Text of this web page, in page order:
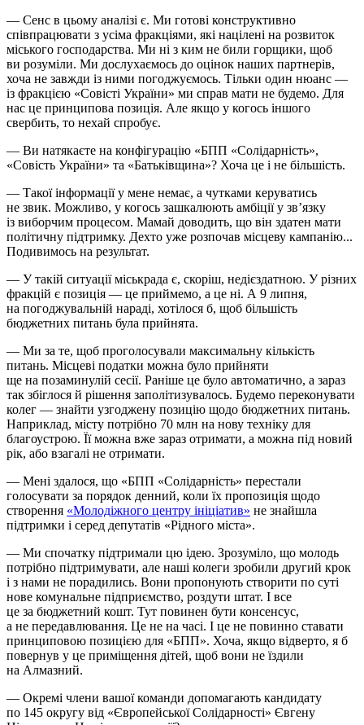
— Сенс в цьому аналізі є. Ми готові конструктивно
співпрацювати з усіма фракціями, які націлені на розвиток
міського господарства. Ми ні з ким не били горщики, щоб
ви розуміли. Ми дослухаємось до оцінок наших партнерів,
хоча не завжди із ними погоджуємось. Тільки один нюанс —
із фракцією «Совісті України» ми справ мати не будемо. Для
нас це принципова позиція. Але якщо у когось іншого
свербить, то нехай спробує.
— Ви натякаєте на конфігурацію «БПП «Солідарність»,
«Совість України» та «Батьківщина»? Хоча це і не більшість.
— Такої інформації у мене немає, а чутками керуватись
не звик. Можливо, у когось зашкалюють амбіції у зв’язку
із виборчим процесом. Мамай доводить, що він здатен мати
політичну підтримку. Дехто уже розпочав місцеву кампанію...
Подивимось на результат.
— У такій ситуації міськрада є, скоріш, недієздатною. У різних
фракцій є позиція — це приймемо, а це ні. А 9 липня,
на погоджувальній нараді, хотілося б, щоб більшість
бюджетних питань була прийнята.
— Ми за те, щоб проголосували максимальну кількість
питань. Місцеві податки можна було прийняти
ще на позаминулій сесії. Раніше це було автоматично, а зараз
так збіглося й рішення заполітизувалось. Будемо переконувати
колег — знайти узгоджену позицію щодо бюджетних питань.
Наприклад, місту потрібно 70 млн на нову техніку для
благоустрою. Її можна вже зараз отримати, а можна під новий
рік, або взагалі не отримати.
— Мені здалося, що «БПП «Солідарність» перестали
голосувати за порядок денний, коли їх пропозиція щодо
створення «Молодіжного центру ініціатив» не знайшла
підтримки і серед депутатів «Рідного міста».
— Ми спочатку підтримали цю ідею. Зрозуміло, що молодь
потрібно підтримувати, але наші колеги зробили другий крок
і з нами не порадились. Вони пропонують створити по суті
нове комунальне підприємство, роздути штат. І все
це за бюджетний кошт. Тут повинен бути консенсус,
а не передавлювання. Це не на часі. І це не повинно ставати
принциповою позицією для «БПП». Хоча, якщо відверто, я б
повернув у це приміщення дітей, щоб вони не їздили
на Алмазний.
— Окремі члени вашої команди допомагають кандидату
по 145 округу від «Європейської Солідарності» Євгену